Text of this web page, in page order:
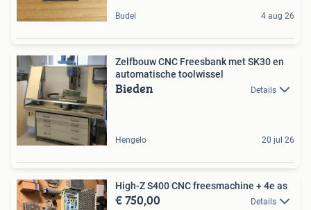
Budel 4 aug 26
Zelfbouw CNC Freesbank met SK30 en
automatische toolwissel
Bieden Details
Hengelo 20 jul 26
High-Z S400 CNC freesmachine + 4e as
€ 750,00 Details